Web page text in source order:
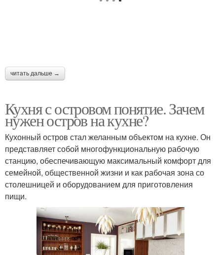
читать дальше →
Кухня с островом понятие. Зачем
нужен остров на кухне?
Кухонный остров стал желанным объектом на кухне. Он
представляет собой многофункциональную рабочую
станцию, обеспечивающую максимальный комфорт для
семейной, общественной жизни и как рабочая зона со
столешницей и оборудованием для приготовления
пищи.